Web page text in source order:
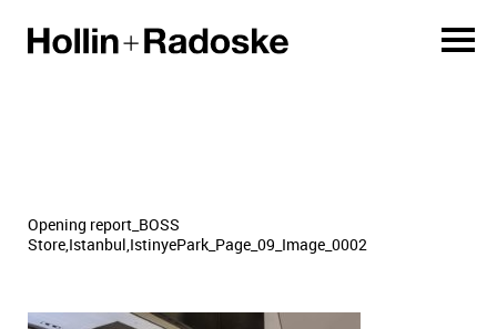
Opening report_BOSS
Store,Istanbul,IstinyePark_Page_09_Image_0002